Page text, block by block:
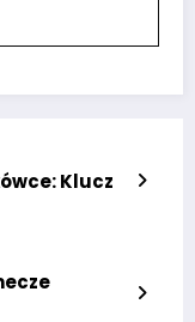
Klucz